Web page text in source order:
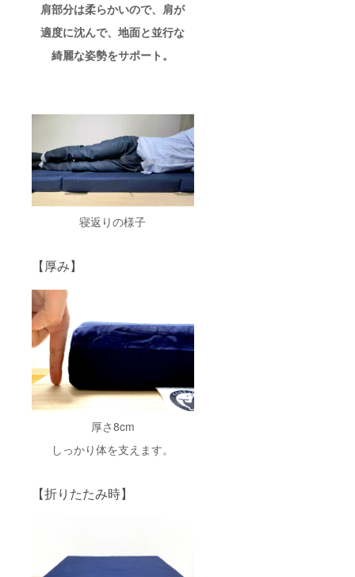
肩部分は柔らかいので、肩が
適度に沈んで、地面と並行な
綺麗な姿勢をサポート。
寝返りの様子
【厚み】
厚さ8cm
しっかり体を支えます。
【折りたたみ時】